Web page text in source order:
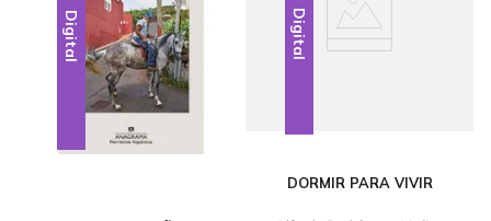
Digital Digital
DORMIR PARA VIVIR